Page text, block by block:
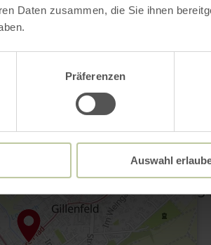
Daten zusammen, die Sie ihnen
Präferenzen
Auswahl